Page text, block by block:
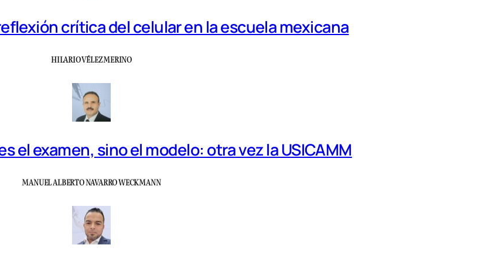
crítica del celular en la escuela mexicana
HILARIO VÉLEZ MERINO
el examen, sino el modelo: otra vez la USICAMM
MANUEL ALBERTO NAVARRO WECKMANN